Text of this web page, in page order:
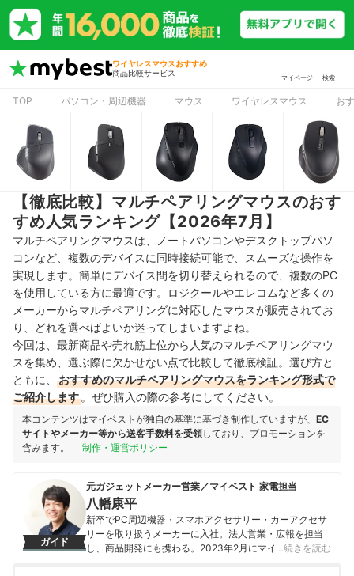
ワイヤレスマウスおすすめ
商品比較サービス
マイページ 検索
TOP パソコン・周辺機器 マウス ワイヤレスマウス お
【徹底比較】マルチペアリングマウスのおす
すめ人気ランキング【2026年7月】
マルチペアリングマウスは、ノートパソコンやデスクトップパソ
コンなど、複数のデバイスに同時接続可能で、スムーズな操作を
実現します。簡単にデバイス間を切り替えられるので、複数のPC
を使用している方に最適です。ロジクールやエレコムなど多くの
メーカーからマルチペアリングに対応したマウスが販売されてお
り、どれを選べばよいか迷ってしまいますよね。
今回は、最新商品や売れ筋上位から人気のマルチペアリングマウ
スを集め、選ぶ際に欠かせない点で比較して徹底検証。選び方と
ともに、
おすすめのマルチペアリングマウスをランキング形式で
ご紹介します 。ぜひ購入の際の参考にしてください。
本コンテンツはマイベストが独自の基準に基づき制作していますが、 EC
サイトやメーカー等から送客手数料を受領しており、プロモーションを
含みます。
制作・運営ポリシー
ガイド
元ガジェットメーカー営業／マイベスト 家電担当
八幡康平
新卒でPC周辺機器・スマホアクセサリー・カーアクセサ
リーを取り扱うメーカーに入社。法人営業・広報を担当
し、商品開発にも携わる。2023年2月にマイベストに入
…続きを読む